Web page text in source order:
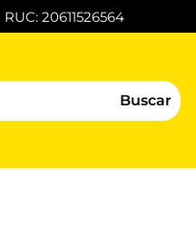
RUC: 20611526564
Buscar